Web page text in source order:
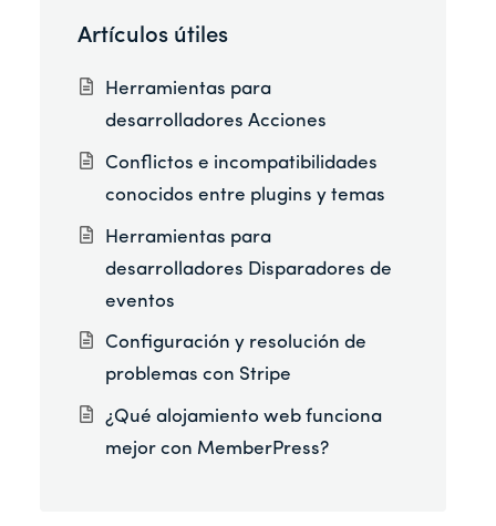
Artículos útiles
Herramientas para
desarrolladores Acciones
Conflictos e incompatibilidades
conocidos entre plugins y temas
Herramientas para
desarrolladores Disparadores de
eventos
Configuración y resolución de
problemas con Stripe
¿Qué alojamiento web funciona
mejor con MemberPress?